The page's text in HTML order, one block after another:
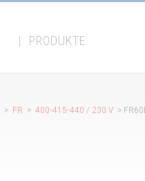
| PRODUKTE
> FR > 400-415-440 / 230 V >